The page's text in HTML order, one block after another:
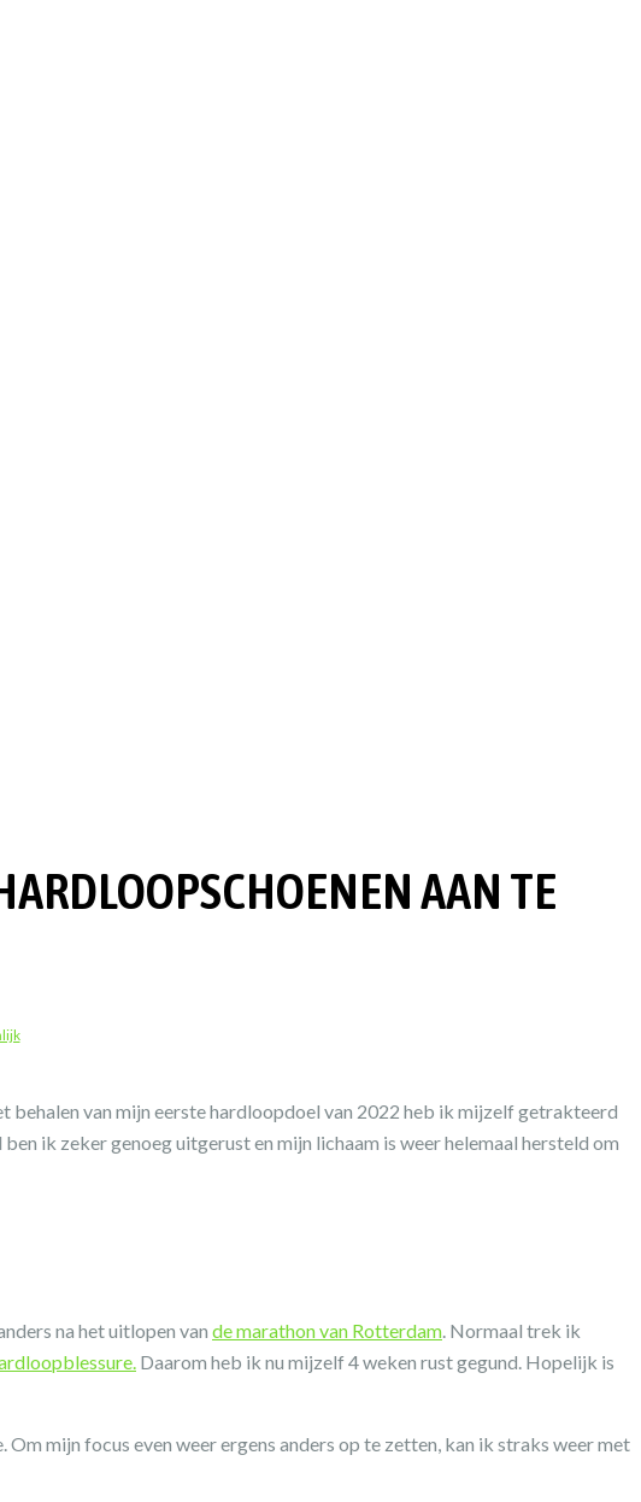
AAN TE
behalen van mijn eerste hardloopdoel van 2022 heb ik mijzelf getrakteerd
ik zeker genoeg uitgerust en mijn lichaam is weer helemaal hersteld om
na het uitlopen van de marathon van Rotterdam. Normaal trek ik
Daarom heb ik nu mijzelf 4 weken rust gegund. Hopelijk is
mijn focus even weer ergens anders op te zetten, kan ik straks weer met